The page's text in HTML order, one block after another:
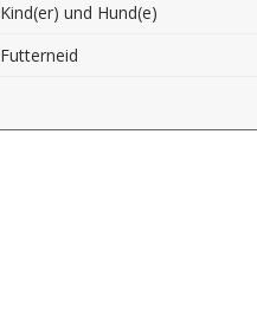
Kind(er) und Hund(e)
Futterneid